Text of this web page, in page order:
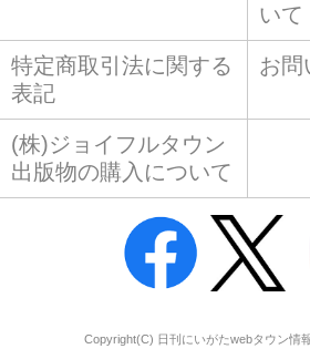
いて
特定商取引法に関する
表記
お問
(株)ジョイフルタウン
出版物の購入について
Copyright(C) 日刊にいがたwebタウン情